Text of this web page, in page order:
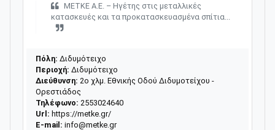
ΜΕΤΚΕ Α.Ε. – Ηγέτης στις μεταλλικές
κατασκευές και τα προκατασκευασμένα σπίτια...
Πόλη: Διδυμότειχο
Περιοχή: Διδυμότειχο
Διεύθυνση: 2o χλμ. Εθνικής Οδού Διδυμοτείχου -
Ορεστιάδος
Τηλέφωνο: 2553024640
Url: https://metke.gr/
E-mail: info@metke.gr